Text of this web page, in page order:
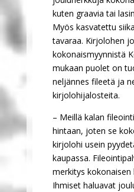
kuten graavia tai
Myös kasvatettu
tavaraa. Kirjolohen
kokonaismyynnistä
mukaan puolet on
neljännes fileetä ja
kirjolohijalosteita.
– Meillä kalan
hintaan, joten se
kirjolohi usein
kaupassa.
merkitys kokonaisen
Ihmiset haluavat